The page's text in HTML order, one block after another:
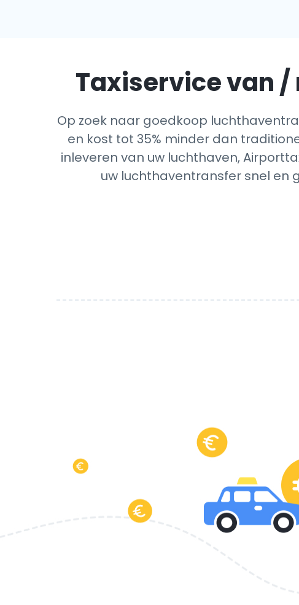
Taxiservice van /
Op zoek naar goedkoop
en kost tot 35% minder dan
inleveren van uw luchthaven,
uw luchthaventransfer snel en